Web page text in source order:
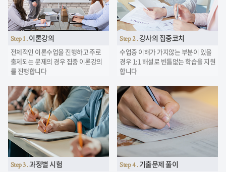
Step 1 .이론강의
전체적인 이론수업을 진행하고 주로
출제되는 문제의 경우 집중 이론강의
를 진행합니다
Step 2 .강사의 집중코치
수업중 이해가 가지않는 부분이 있을
경우 1:1 해설로 빈틈없는 학습을 지원
합니다
Step 3 .과정별 시험 Step 4 .기출문제 풀이